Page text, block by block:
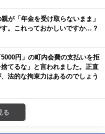
が「年金を受け取らないまま」
。これっておかしいですか…？
5000円」の町内会費の支払いを拒
てるな」と言われました。正直
法的な拘束力はあるのでしょう
る